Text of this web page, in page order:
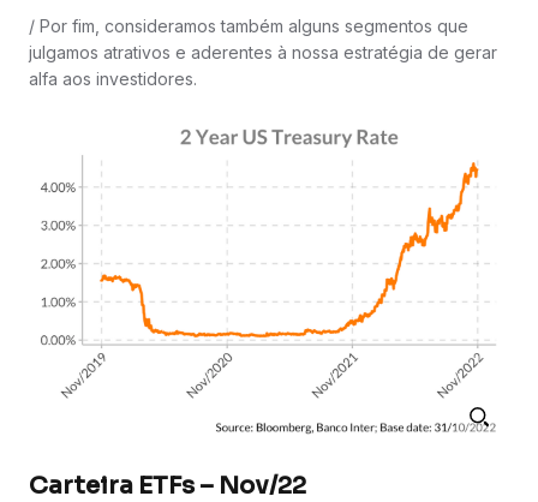
/ Por fim, consideramos também alguns segmentos que
julgamos atrativos e aderentes à nossa estratégia de gerar
alfa aos investidores.
Carteira ETFs – Nov/22